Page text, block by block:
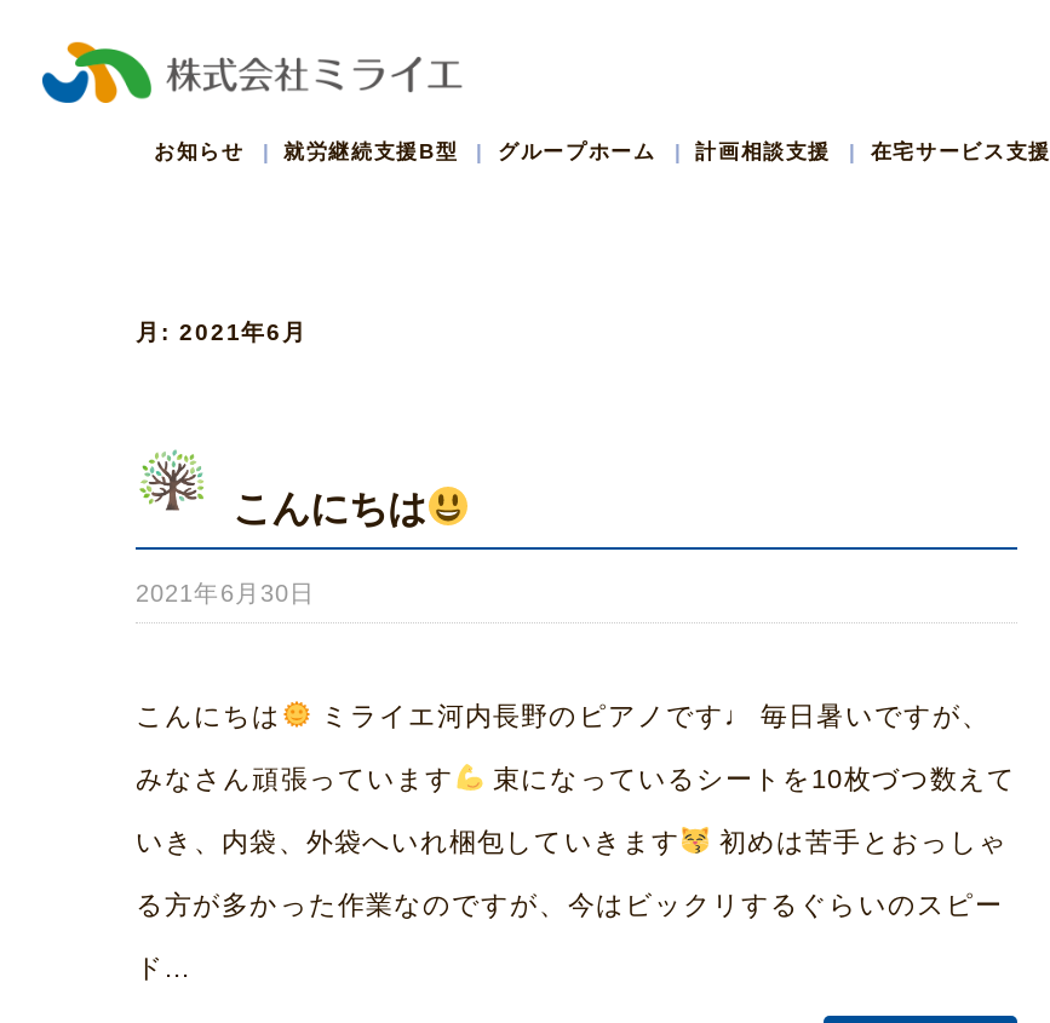
お知らせ 就労継続支援B型 グループホーム 計画相談支援 在宅サービス支援
月: 2021年6月
こんにちは
2021年6月30日
み
こんにちは ミライエ河内長野のピアノです♩ 毎日暑いですが、
みなさん頑張っています 束になっているシートを10枚づつ数えて
いき、内袋、外袋へいれ梱包していきます 初めは苦手とおっしゃ
る方が多かった作業なのですが、今はビックリするぐらいのスピー
ド...